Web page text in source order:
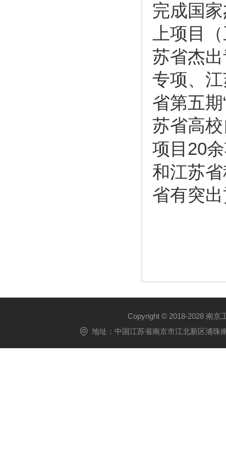
完成国
上项目
苏省杰
专项、
省第五期
苏省高
项目 20
和江苏
省有突
Copyright © 2018-2028 南京
地址：中国江苏省南京市江北新区浦珠